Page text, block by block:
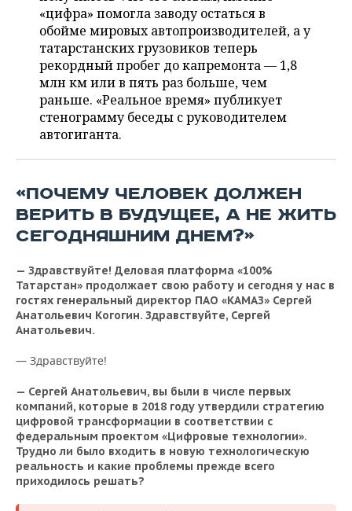
ТЕЛЕКОММУНИКАЦИИ
БИЗНЕС-БРАНЧИ
ONLINE-КОНФЕРЕНЦИИ
ОТКРЫТАЯ ЛЕКЦИЯ
ФУТБОЛ
ХОККЕЙ
БАСКЕТБОЛ
ВОЛЕЙБОЛ
КИБЕРСПОРТ
ФИГУРНОЕ КАТАНИЕ
ВОДНЫЕ ВИДЫ СПОРТА
ХОККЕЙ С МЯЧОМ
НОВОСТИ ОБЩЕСТВА
ВЛАСТЬ
ИНФРАСТРУКТУРА
ИСТОРИЯ
КУЛЬТУРА
МЕДИЦИНА
ОБРАЗОВАНИЕ
ПРОИСШЕСТВИЯ
ФОТОГАЛЕРЕЯ
СЮЖЕТЫ
СПРАВОЧНИК
СПИСОК ПЕРСОН
СПИСОК КОМПАНИЙ
ПОЛНАЯ ВЕРСИЯ
«цифра» помогла заводу остаться в
обойме мировых автопроизводителей, а у
татарстанских грузовиков теперь
рекордный пробег до капремонта — 1,8
млн км или в пять раз больше, чем
раньше. «Реальное время» публикует
стенограмму беседы с руководителем
автогиганта.
«ПОЧЕМУ ЧЕЛОВЕК ДОЛЖЕН
ВЕРИТЬ В БУДУЩЕЕ, А НЕ ЖИТЬ
СЕГОДНЯШНИМ ДНЕМ?»
— Здравствуйте! Деловая платформа «100%
Татарстан» продолжает свою работу и сегодня у нас в
гостях генеральный директор ПАО «КАМАЗ» Сергей
Анатольевич Когогин. Здравствуйте, Сергей
Анатольевич.
— Здравствуйте!
— Сергей Анатольевич, вы были в числе первых
компаний, которые в 2018 году утвердили стратегию
цифровой трансформации в соответствии с
федеральным проектом «Цифровые технологии».
Трудно ли было входить в новую технологическую
реальность и какие проблемы прежде всего
приходилось решать?